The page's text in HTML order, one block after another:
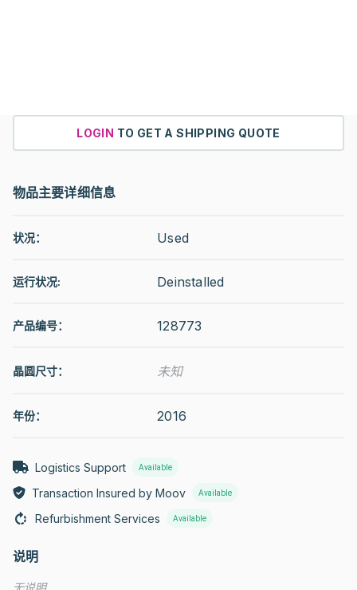
LOGIN TO GET A SHIPPING QUOTE
物品主要详细信息
状况： Used
运行状况: Deinstalled
产品编号： 128773
晶圆尺寸： 未知
年份： 2016
Logistics Support Available
Transaction Insured by Moov Available
Refurbishment Services Available
说明
无说明